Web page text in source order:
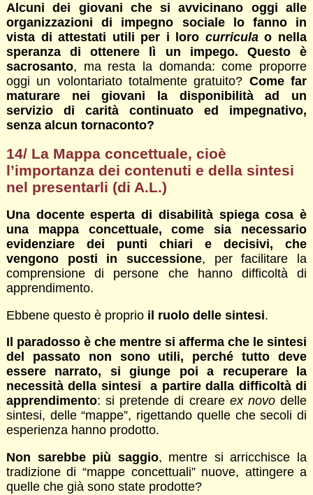
Alcuni dei giovani che si avvicinano oggi alle
organizzazioni di impegno sociale lo fanno in
vista di attestati utili per i loro curriculao nella
speranza di ottenere lì un impego. Questo è
sacrosanto, ma resta la domanda: come proporre
oggi un volontariato totalmente gratuito? Come far
maturare nei giovani la disponibilità ad un
servizio di carità continuato ed impegnativo,
senza alcun tornaconto?
14/ La Mappa concettuale, cioè
l’importanza dei contenuti e della sintesi
nel presentarli (di A.L.)
Una docente esperta di disabilità spiega cosa è
una mappa concettuale, come sia necessario
evidenziare dei punti chiari e decisivi, che
vengono posti in successione, per facilitare la
comprensione di persone che hanno difficoltà di
apprendimento.
Ebbene questo è proprio il ruolo delle sintesi.
Il paradosso è che mentre si afferma che le sintesi
del passato non sono utili, perché tutto deve
essere narrato, si giunge poi a recuperare la
necessità della sintesi a partire dalla difficoltà di
apprendimento: si pretende di creare ex novodelle
sintesi, delle “mappe”, rigettando quelle che secoli di
esperienza hanno prodotto.
Non sarebbe più saggio, mentre si arricchisce la
tradizione di “mappe concettuali” nuove, attingere a
quelle che già sono state prodotte?